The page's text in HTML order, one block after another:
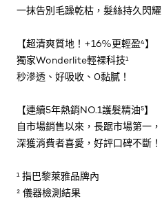
一抹告別毛躁乾枯，髮絲持久閃耀
【超清爽質地！+16%更輕盈⁴】
獨家Wonderlite輕裸科技¹
秒滲透、好吸收、0黏膩！
【連續5年熱銷NO.1護髮精油⁵】
自市場銷售以來，長踞市場第一，
深獲消費者喜愛，好評口碑不斷！
¹ 指巴黎萊雅品牌內
² 儀器檢測結果